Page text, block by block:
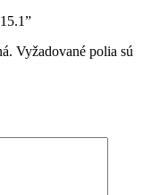
Vyžadované polia sú